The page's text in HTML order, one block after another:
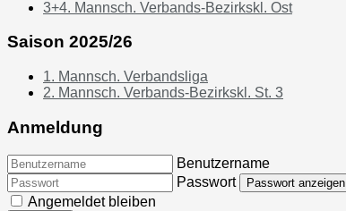
3+4. Mannsch. Verbands-Bezirkskl. Ost
Saison 2025/26
1. Mannsch. Verbandsliga
2. Mannsch. Verbands-Bezirkskl. St. 3
Anmeldung
Benutzername
Passwort
Passwort anzeigen
Angemeldet bleiben